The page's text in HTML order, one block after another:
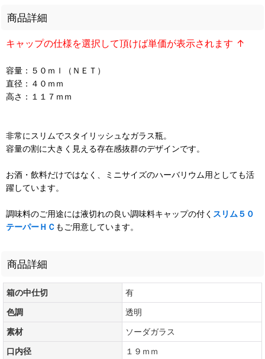
商品詳細
キャップの仕様を選択して頂けば単価が表示されます ↑
容量：５０ｍｌ（ＮＥＴ）
直径：４０ｍｍ
高さ：１１７ｍｍ
非常にスリムでスタイリッシュなガラス瓶。
容量の割に大きく見える存在感抜群のデザインです。
お酒・飲料だけではなく、ミニサイズのハーバリウム用としても活
躍しています。
調味料のご用途には液切れの良い調味料キャップの付く スリム５０
テーパーＨＣ もご用意しています。
商品詳細
箱の中仕切
有
色調
透明
素材
ソーダガラス
口内径
１９ｍｍ